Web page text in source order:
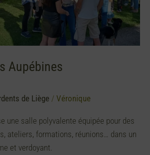
Aupébines
de Liège / Véronique
une salle polyvalente équipée pour des
ateliers, formations, réunions… dans un
et verdoyant.